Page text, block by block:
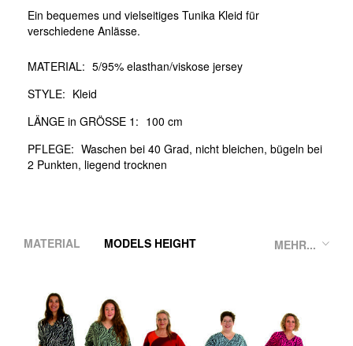
Ein bequemes und vielseitiges Tunika Kleid für
verschiedene Anlässe.
MATERIAL: 5/95% elasthan/viskose jersey
STYLE: Kleid
LÄNGE in GRÖSSE 1: 100 cm
PFLEGE: Waschen bei 40 Grad, nicht bleichen, bügeln bei
2 Punkten, liegend trocknen
MEHR...
MATERIAL MODELS HEIGHT